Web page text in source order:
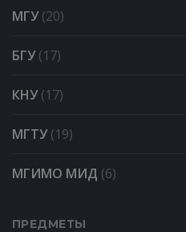
МГУ(20)
БГУ(17)
КНУ(17)
МГТУ(19)
МГИМО МИД (6)
ПРЕДМЕТЫ